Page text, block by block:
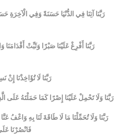
رَبَّنَا آتِنَا فِي الدُّنْيَا حَسَنَةً وَفِي الْآخِرَةِ
رَبَّنَا أَفْرِغْ عَلَيْنَا صَبْرًا وَثَبِّتْ
رَبَّنَا لَا تُؤَاخِذْنَا إِنْ
رَبَّنَا وَلَا تَحْمِلْ عَلَيْنَا إِصْرًا كَمَا حَمَلْتَهُ عَلَى
رَبَّنَا وَلَا تُحَمِّلْنَا مَا لَا طَاقَةَ لَنَا بِهِ وَاعْفُ
فَانْصُرْنَا